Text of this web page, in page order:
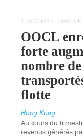
TRANSPORT
OOCL
forte
nombre
flotte
Hong Kong
Au cours du
revenus générés